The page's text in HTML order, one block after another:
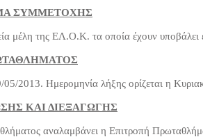
ΣΥΜΜΕΤΟΧΗΣ
μέλη της ΕΛ.Ο.Κ. τα οποία έχουν υποβάλει
05/2013. Ημερομηνία λήξης ορίζεται η
ΚΑΙ ΔΙΕΞΑΓΩΓΗΣ
αναλαμβάνει η Επιτροπή